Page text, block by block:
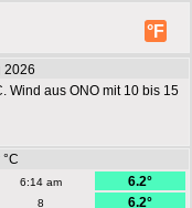
°F
2026
Wind aus ONO mit 10 bis 15
6:14 am
6.2°
8
6.2°